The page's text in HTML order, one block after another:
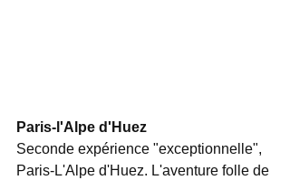
Paris-l'Alpe d'Huez
Seconde expérience "exceptionnelle",
Paris-L'Alpe d'Huez. L'aventure folle de